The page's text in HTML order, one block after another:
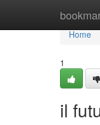
Home
Home
1
il